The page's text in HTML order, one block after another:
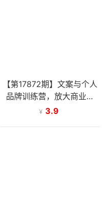
【第17872期】文案与个人
品牌训练营，放大商业价
值，搭配美学营销思维，助
¥ 3.9